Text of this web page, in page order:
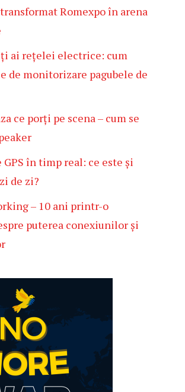
transformat Romexpo în arena
ai rețelei electrice: cum
de monitorizare pagubele de
ce porți pe scena – cum se
în timp real: ce este și
de zi?
– 10 ani printr-o
puterea conexiunilor și